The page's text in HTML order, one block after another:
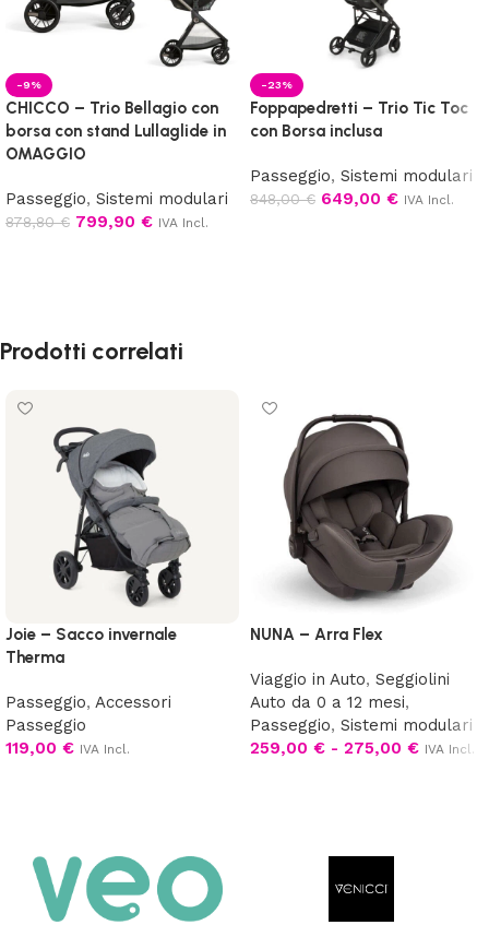
-9%
CHICCO – Trio Bellagio con
borsa con stand Lullaglide in
OMAGGIO
Passeggio, Sistemi modulari
878,80€ 799,90 € IVA Incl.
-23%
Foppapedretti – Trio Tic Toc
con Borsa inclusa
Passeggio, Sistemi modulari
848,00€ 649,00 € IVA Incl.
Prodotti correlati
Joie – Sacco invernale
Therma
Passeggio, Accessori
Passeggio
119,00 € IVA Incl.
NUNA – Arra Flex
Viaggio in Auto, Seggiolini
Auto da 0 a 12 mesi,
Passeggio, Sistemi modulari
259,00 € - 275,00 € IVA Incl.